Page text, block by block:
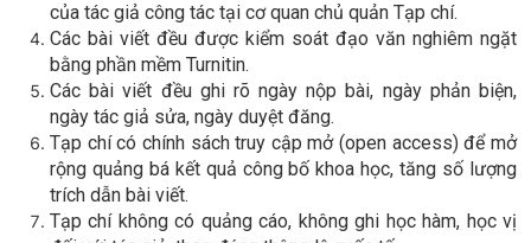
của tác giả công tác tại cơ quan chủ quản Tạp chí.
Các bài viết đều được kiểm soát đạo văn nghiêm ngặt
bằng phần mềm Turnitin.
Các bài viết đều ghi rõ ngày nộp bài, ngày phản biện,
ngày tác giả sửa, ngày duyệt đăng.
Tạp chí có chính sách truy cập mở (open access) để mở
rộng quảng bá kết quả công bố khoa học, tăng số lượng
trích dẫn bài viết.
Tạp chí không có quảng cáo, không ghi học hàm, học vị